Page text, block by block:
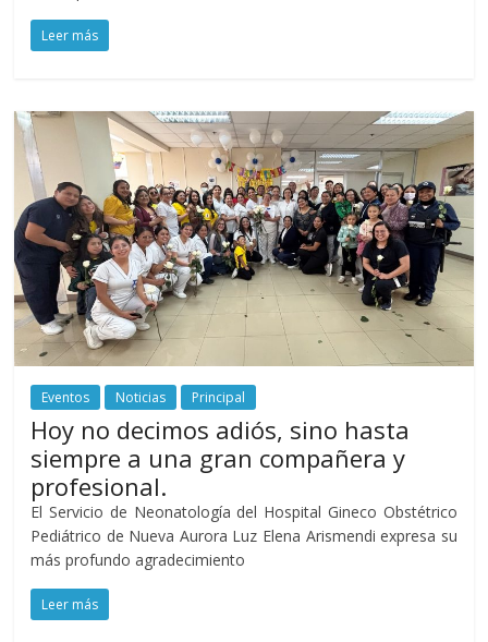
Leer más
Eventos Noticias Principal
Hoy no decimos adiós, sino hasta
siempre a una gran compañera y
profesional.
El Servicio de Neonatología del Hospital Gineco Obstétrico
Pediátrico de Nueva Aurora Luz Elena Arismendi expresa su
más profundo agradecimiento
Leer más